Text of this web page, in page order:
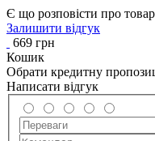
Є що розповісти про
Залишити відгук
669 грн
Кошик
Обрати кредитну
Написати відгук